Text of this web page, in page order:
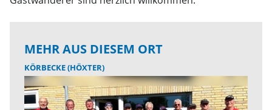
MEHR AUS DIESEM ORT
KÖRBECKE (HÖXTER)